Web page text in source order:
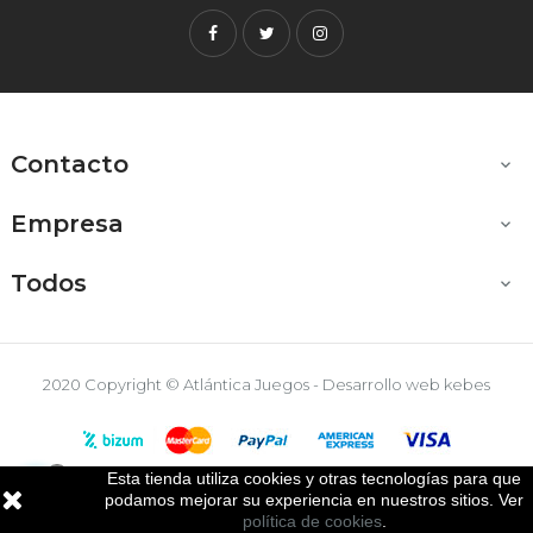
FacebookTwitterInstagram
Contacto 
Empresa 
Todos 
Esta tienda utiliza cookies y otras tecnologías para que
podamos mejorar su experiencia en nuestros sitios. Ver
política de cookies.
2020 Copyright © Atlántica Juegos - Desarrollo web kebes